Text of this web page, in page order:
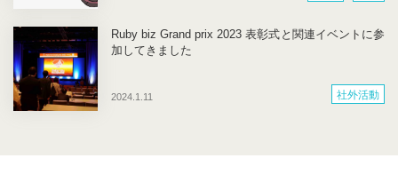
2024.1.11
Ruby biz Grand prix 2023 表彰式と関連イベントに参
加してきました
社外活動